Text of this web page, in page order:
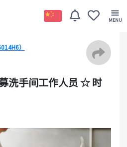
）
洗手间工作人员 ☆ 时